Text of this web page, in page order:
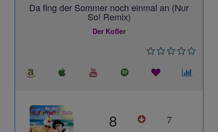
Da fing der Sommer noch einmal an (Nur
So! Remix)
Der Kofler
8 7